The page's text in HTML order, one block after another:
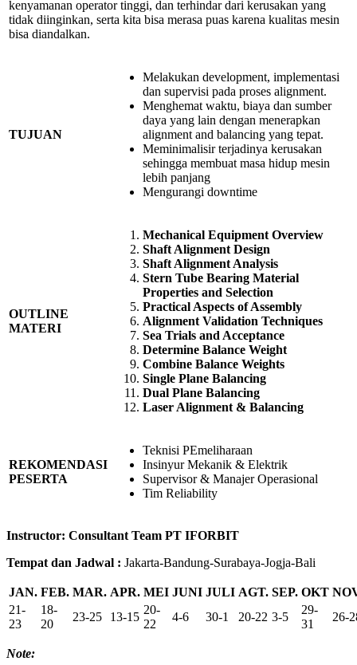
kenyamanan operator tinggi, dan terhindar dari kerusakan yang
tidak diinginkan, serta kita bisa merasa puas karena kualitas mesin
bisa diandalkan.
TUJUAN
Melakukan development, implementasi
dan supervisi pada proses alignment.
Menghemat waktu, biaya dan sumber
daya yang lain dengan menerapkan
alignment and balancing yang tepat.
Meminimalisir terjadinya kerusakan
sehingga membuat masa hidup mesin
lebih panjang
Mengurangi downtime
OUTLINE
MATERI
Mechanical Equipment Overview
Shaft Alignment Design
Shaft Alignment Analysis
Stern Tube Bearing Material
Properties and Selection
Practical Aspects of Assembly
Alignment Validation Techniques
Sea Trials and Acceptance
Determine Balance Weight
Combine Balance Weights
Single Plane Balancing
Dual Plane Balancing
Laser Alignment & Balancing
REKOMENDASI
PESERTA
Teknisi PEmeliharaan
Insinyur Mekanik & Elektrik
Supervisor & Manajer Operasional
Tim Reliability
Instructor: Consultant Team PT IFORBIT
Tempat dan Jadwal : Jakarta-Bandung-Surabaya-Jogja-Bali
JAN. FEB. MAR. APR. MEI JUNI JULI AGT. SEP. OKT
21-
23
18-
20
23-25 13-15
20-
22
4-6 30-1 20-22 3-5
29-
31
26-
Note: